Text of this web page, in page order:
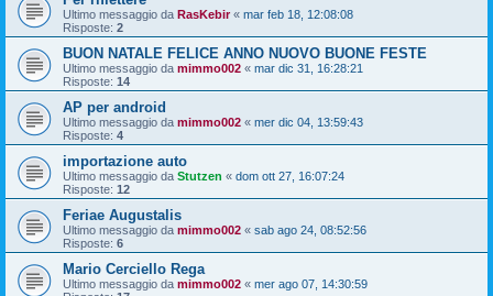
Ultimo messaggio da RasKebir« mar feb 18, 12:08:08
Risposte: 2
BUON NATALE FELICE ANNO NUOVO BUONE FESTE
Ultimo messaggio da mimmo002 « mar dic 31, 16:28:21
Risposte: 14
AP per android
Ultimo messaggio da mimmo002 « mer dic 04, 13:59:43
Risposte: 4
importazione auto
Ultimo messaggio da Stutzen « dom ott 27, 16:07:24
Risposte: 12
Feriae Augustalis
Ultimo messaggio da mimmo002 « sab ago 24, 08:52:56
Risposte: 6
Mario Cerciello Rega
Ultimo messaggio da mimmo002 « mer ago 07, 14:30:59